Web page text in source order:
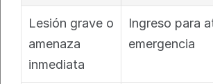
Lesión grave o
amenaza
inmediata
Ingreso para
emergencia